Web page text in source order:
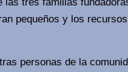
pequeños y los
personas de la